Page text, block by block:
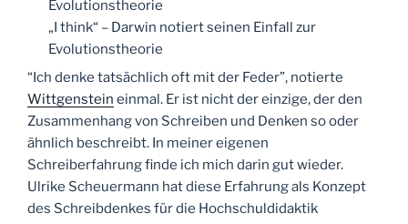
„I think“ – Darwin notiert seinen Einfall zur
Evolutionstheorie
“Ich denke tatsächlich oft mit der Feder”, notierte
Wittgenstein einmal. Er ist nicht der einzige, der den
Zusammenhang von Schreiben und Denken so oder
ähnlich beschreibt. In meiner eigenen
Schreiberfahrung finde ich mich darin gut wieder.
Ulrike Scheuermann hat diese Erfahrung als Konzept
des Schreibdenkes für die Hochschuldidaktik